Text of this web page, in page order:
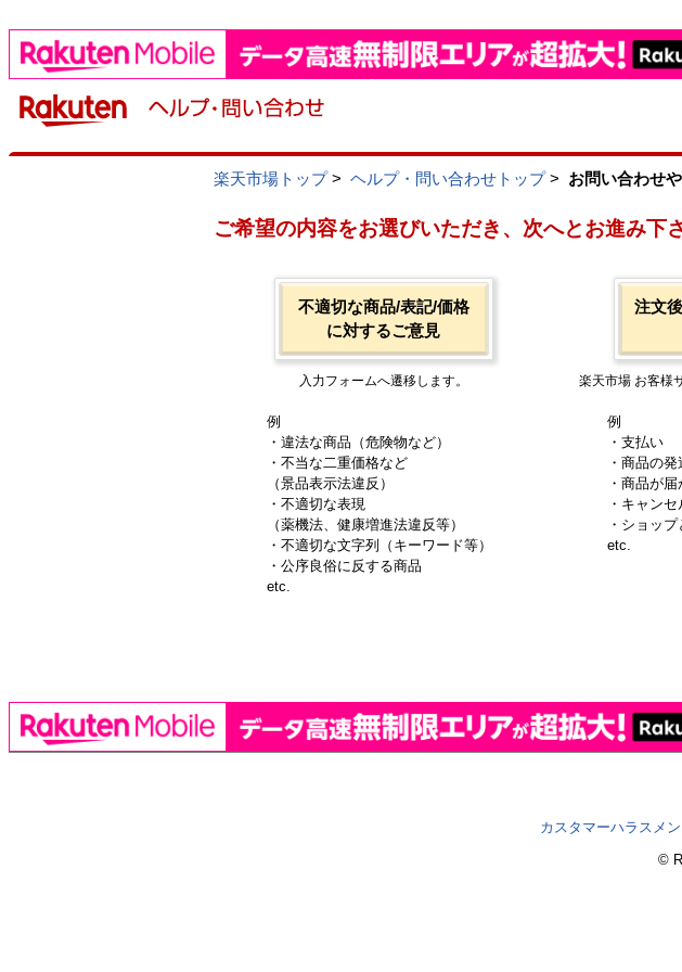
楽天市場トップ> ヘルプ・問い合わせトップ> お問い合わせ
ご希望の内容をお選びいただき、次へとお進み下さ
不適切な商品/表記/価格
に対するご意見
入力フォームへ遷移します。
例
・違法な商品（危険物など）
・不当な二重価格など
（景品表示法違反）
・不適切な表現
（薬機法、健康増進法違反等）
・不適切な文字列（キーワード等）
・公序良俗に反する商品
etc.
注文
楽天市場 お客様
例
・支払い
・商品の
・商品が
・キャン
・ショッ
etc.
カスタマーハラスメ
©